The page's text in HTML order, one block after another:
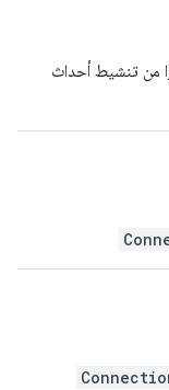
من تنشيط أحداث